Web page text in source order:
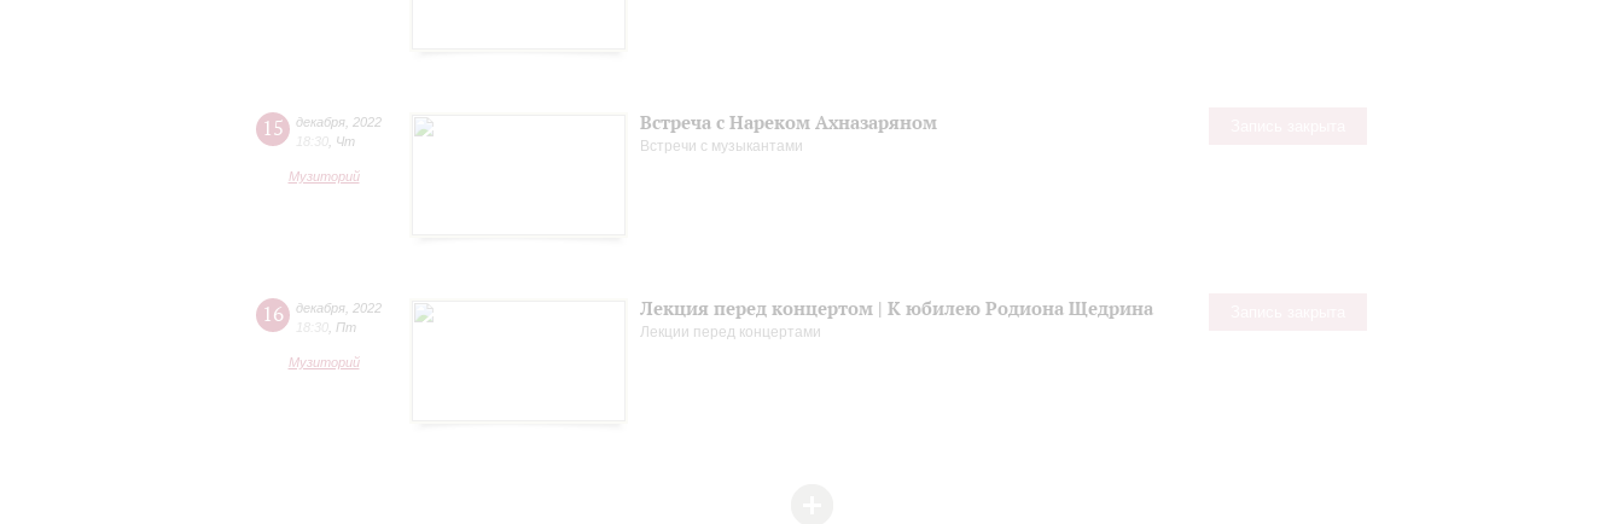
15 декабря 2022
18:30 Чт
Музиторий
Встреча с Нареком Ахназаряном
Встречи с музыкантами
16 декабря 2022
18:30 Пт
Музиторий
Лекция перед концертом | К юбилею Родиона Щедрина
Лекции перед концертами